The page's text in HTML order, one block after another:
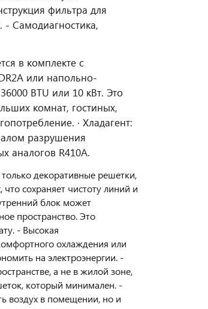
фильтра для
Самодиагностика,
в комплекте c
или напольно-
BTU или 10 кВт. Это
комнат, гостиных,
· Хладагент:
разрушения
аналогов R410A.
декоративные решетки,
сохраняет чистоту линий и
блок может
пространство. Это
- Высокая
охлаждения или
на электроэнергии. -
а не в жилой зоне,
который минимален. -
воздух в помещении, но и